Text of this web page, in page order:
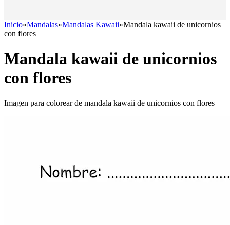
Inicio»Mandalas»Mandalas Kawaii»Mandala kawaii de unicornios
con flores
Mandala kawaii de unicornios
con flores
Imagen para colorear de mandala kawaii de unicornios con flores